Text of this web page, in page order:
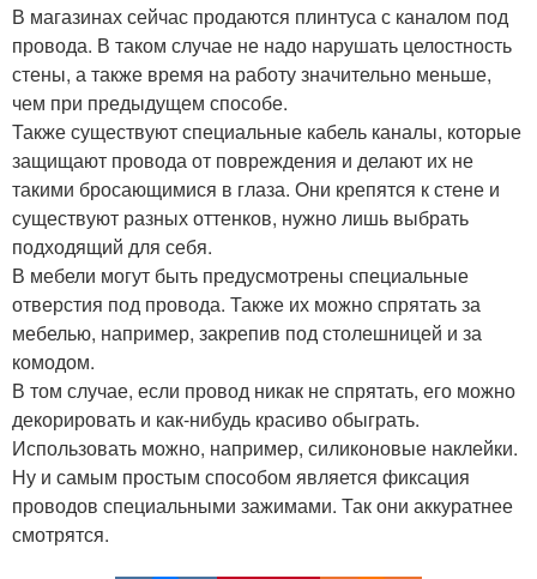
В магазинах сейчас продаются плинтуса с каналом под
провода. В таком случае не надо нарушать целостность
стены, а также время на работу значительно меньше,
чем при предыдущем способе.
Также существуют специальные кабель каналы, которые
защищают провода от повреждения и делают их не
такими бросающимися в глаза. Они крепятся к стене и
существуют разных оттенков, нужно лишь выбрать
подходящий для себя.
В мебели могут быть предусмотрены специальные
отверстия под провода. Также их можно спрятать за
мебелью, например, закрепив под столешницей и за
комодом.
В том случае, если провод никак не спрятать, его можно
декорировать и как-нибудь красиво обыграть.
Использовать можно, например, силиконовые наклейки.
Ну и самым простым способом является фиксация
проводов специальными зажимами. Так они аккуратнее
смотрятся.